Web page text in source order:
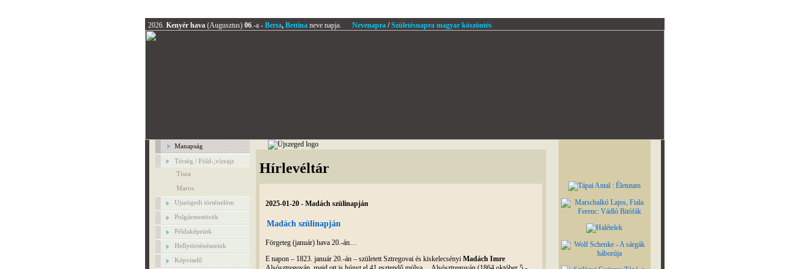
2026. Kenyér hava (Augusztus) 06.-a - Berta, Bettinaneve napja. Nevenapra/Születésnapra magyar köszöntés
Manapság
Térség / Föld-,vízrajz
Tisza
Maros
Ujszögedi történelöm
Polgármestörök
Példaképeink
Hellytörténészeink
Képviselő
Hírlevéltár
2025-01-20 - Madách szülinapján
Madách szülinapján
Förgeteg (január) hava 20.-án…
E napon – 1823. január 20.-án – született Sztregovai és kiskelecsényi Madách Imre